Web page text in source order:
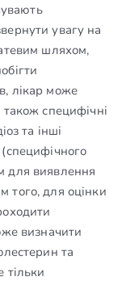
увагу на
шляхом,
лікар може
специфічні
та інші
для виявлення
того, для оцінки
визначити
та
тільки